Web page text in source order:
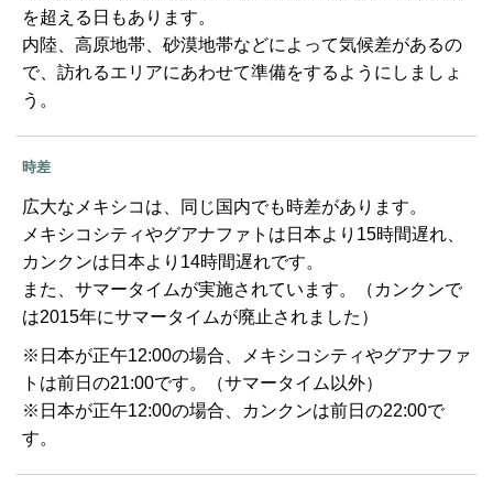
を超える日もあります。
内陸、高原地帯、砂漠地帯などによって気候差があるの
で、訪れるエリアにあわせて準備をするようにしましょ
う。
時差
広大なメキシコは、同じ国内でも時差があります。
メキシコシティやグアナファトは日本より15時間遅れ、
カンクンは日本より14時間遅れです。
また、サマータイムが実施されています。（カンクンで
は2015年にサマータイムが廃止されました）
※日本が正午12:00の場合、メキシコシティやグアナファ
トは前日の21:00です。（サマータイム以外）
※日本が正午12:00の場合、カンクンは前日の22:00で
す。